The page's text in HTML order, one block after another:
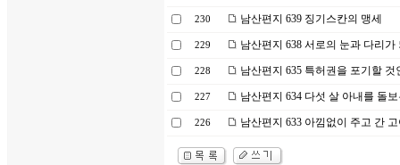
230 남산편지 639 징기스칸의 맹세
229 남산편지 638 서로의 눈과 다리가
228 남산편지 635 특허권을 포기할 것
227 남산편지 634 다섯 살 아내를 돌
226 남산편지 633 아낌없이 주고 간